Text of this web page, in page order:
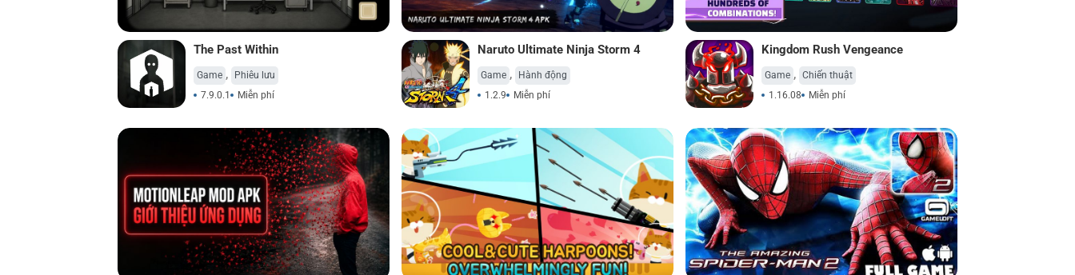
The Past Within
Game ,
Phiêu lưu
7.9.0.1
Miễn phí
Naruto Ultimate Ninja Storm 4
Game ,
Hành động
1.2.9
Miễn phí
Kingdom Rush Vengeance
Game , Chiến thuật
1.16.08
Miễn phí